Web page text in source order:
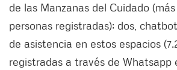
de las Manzanas del Cuidado (más
personas registradas); dos,
de asistencia en estos espacios
registradas a través de Whatsapp